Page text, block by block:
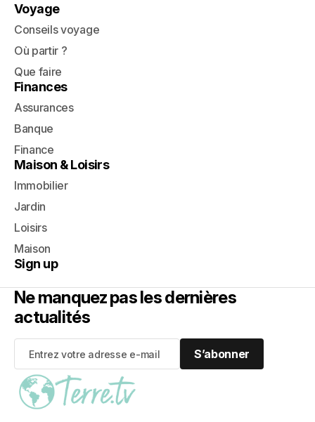
Voyage
Conseils voyage
Où partir ?
Que faire
Finances
Assurances
Banque
Finance
Maison & Loisirs
Immobilier
Jardin
Loisirs
Maison
Sign up
Ne manquez pas les dernières
actualités
S’abonner
S’abonner